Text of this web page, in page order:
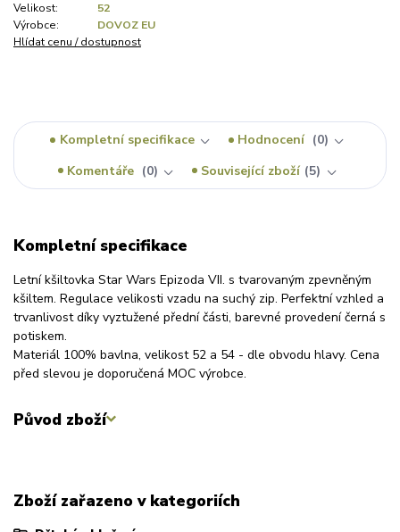
Velikost:
52
Výrobce:
DOVOZ EU
Hlídat cenu / dostupnost
Kompletní specifikace Hodnocení
0
Komentáře
0 Související zboží 5
Kompletní specifikace
Letní kšiltovka Star Wars Epizoda VII. s tvarovaným zpevněným
kšiltem. Regulace velikosti vzadu na suchý zip. Perfektní vzhled a
trvanlivost díky vyztužené přední části, barevné provedení černá s
potiskem.
Materiál 100% bavlna, velikost 52 a 54 - dle obvodu hlavy. Cena
před slevou je doporučená MOC výrobce.
Původ zboží
Zboží zařazeno v kategoriích